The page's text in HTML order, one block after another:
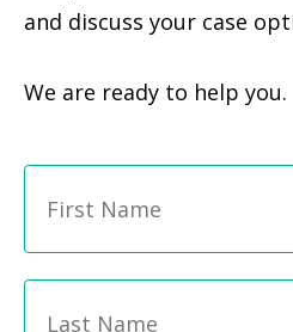
and discuss your case
We are ready to help you.
Name *